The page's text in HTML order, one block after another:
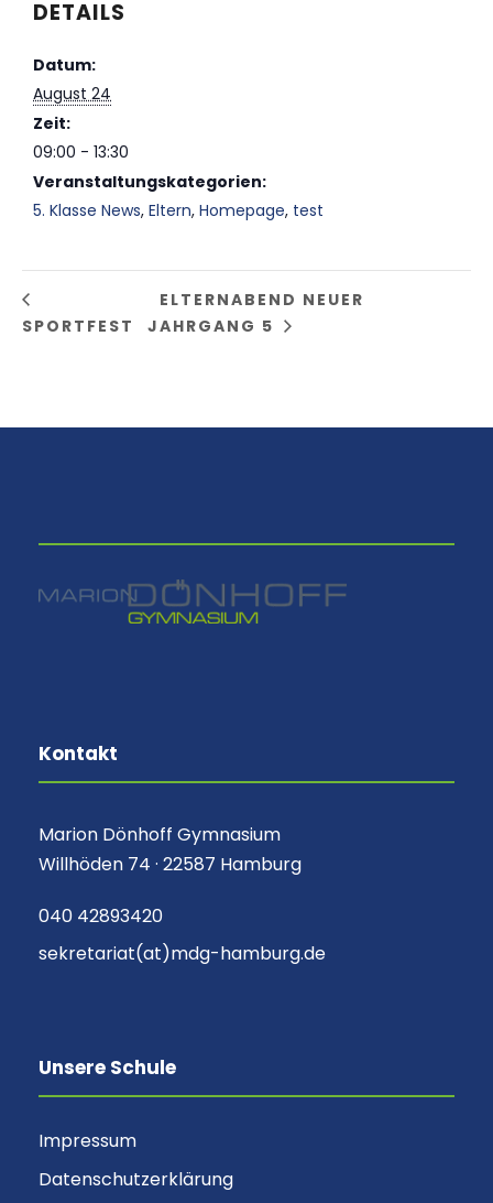
DETAILS
Datum:
August 24
Zeit:
09:00 - 13:30
Veranstaltungskategorien:
5. Klasse News, Eltern, Homepage, test
SPORTFEST
ELTERNABEND NEUER
JAHRGANG 5
Kontakt
Marion Dönhoff Gymnasium
Willhöden 74 · 22587 Hamburg
040 42893420
sekretariat(at)mdg-hamburg.de
Unsere Schule
Impressum
Datenschutzerklärung